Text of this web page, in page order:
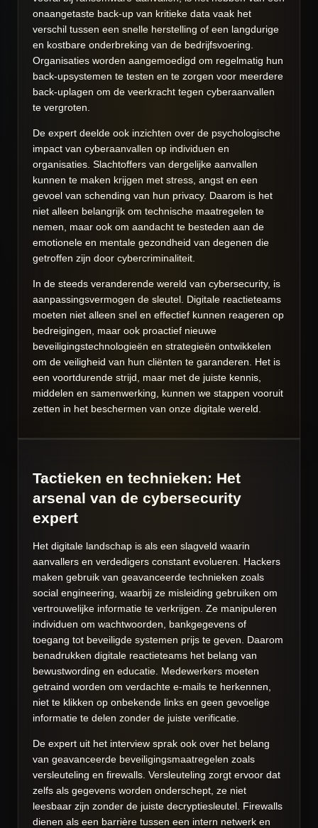
onaangetaste back-up van kritieke data vaak het
verschil tussen een snelle herstelling of een langdurige
en kostbare onderbreking van de bedrijfsvoering.
Organisaties worden aangemoedigd om regelmatig hun
back-upsystemen te testen en te zorgen voor meerdere
back-uplagen om de veerkracht tegen cyberaanvallen
te vergroten.
De expert deelde ook inzichten over de psychologische
impact van cyberaanvallen op individuen en
organisaties. Slachtoffers van dergelijke aanvallen
kunnen te maken krijgen met stress, angst en een
gevoel van schending van hun privacy. Daarom is het
niet alleen belangrijk om technische maatregelen te
nemen, maar ook om aandacht te besteden aan de
emotionele en mentale gezondheid van degenen die
getroffen zijn door cybercriminaliteit.
In de steeds veranderende wereld van cybersecurity, is
aanpassingsvermogen de sleutel. Digitale reactieteams
moeten niet alleen snel en effectief kunnen reageren op
bedreigingen, maar ook proactief nieuwe
beveiligingstechnologieën en strategieën ontwikkelen
om de veiligheid van hun cliënten te garanderen. Het is
een voortdurende strijd, maar met de juiste kennis,
middelen en samenwerking, kunnen we stappen vooruit
zetten in het beschermen van onze digitale wereld.
Tactieken en technieken: Het
arsenal van de cybersecurity
expert
Het digitale landschap is als een slagveld waarin
aanvallers en verdedigers constant evolueren. Hackers
maken gebruik van geavanceerde technieken zoals
social engineering, waarbij ze misleiding gebruiken om
vertrouwelijke informatie te verkrijgen. Ze manipuleren
individuen om wachtwoorden, bankgegevens of
toegang tot beveiligde systemen prijs te geven. Daarom
benadrukken digitale reactieteams het belang van
bewustwording en educatie. Medewerkers moeten
getraind worden om verdachte e-mails te herkennen,
niet te klikken op onbekende links en geen gevoelige
informatie te delen zonder de juiste verificatie.
De expert uit het interview sprak ook over het belang
van geavanceerde beveiligingsmaatregelen zoals
versleuteling en firewalls. Versleuteling zorgt ervoor dat
zelfs als gegevens worden onderschept, ze niet
leesbaar zijn zonder de juiste decryptiesleutel. Firewalls
dienen als een barrière tussen een intern netwerk en